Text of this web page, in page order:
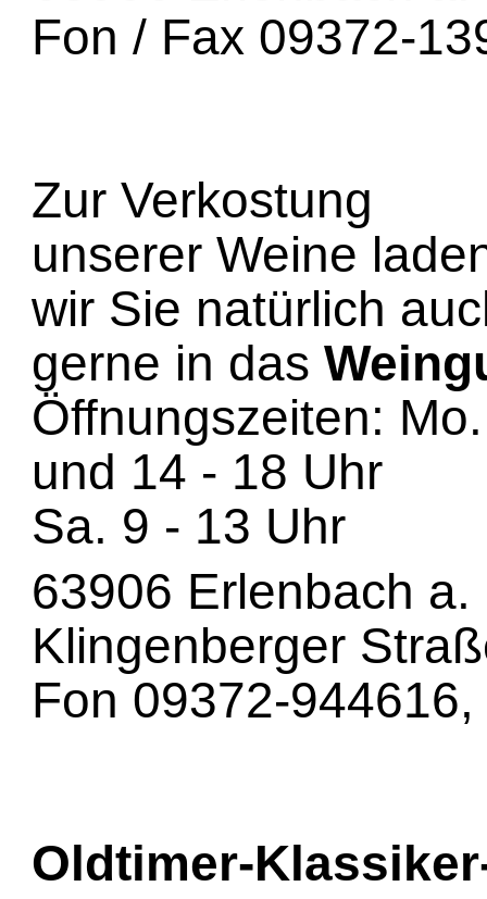
Fon / Fax 09372-
Zur Verkostung
unserer Weine
wir Sie natürlich
gerne in das
Öffnungszeiten:
und 14 - 18 Uhr
Sa. 9 - 13 Uhr
63906 Erlenbach a.
Klingenberger
Fon 09372-
Oldtimer-